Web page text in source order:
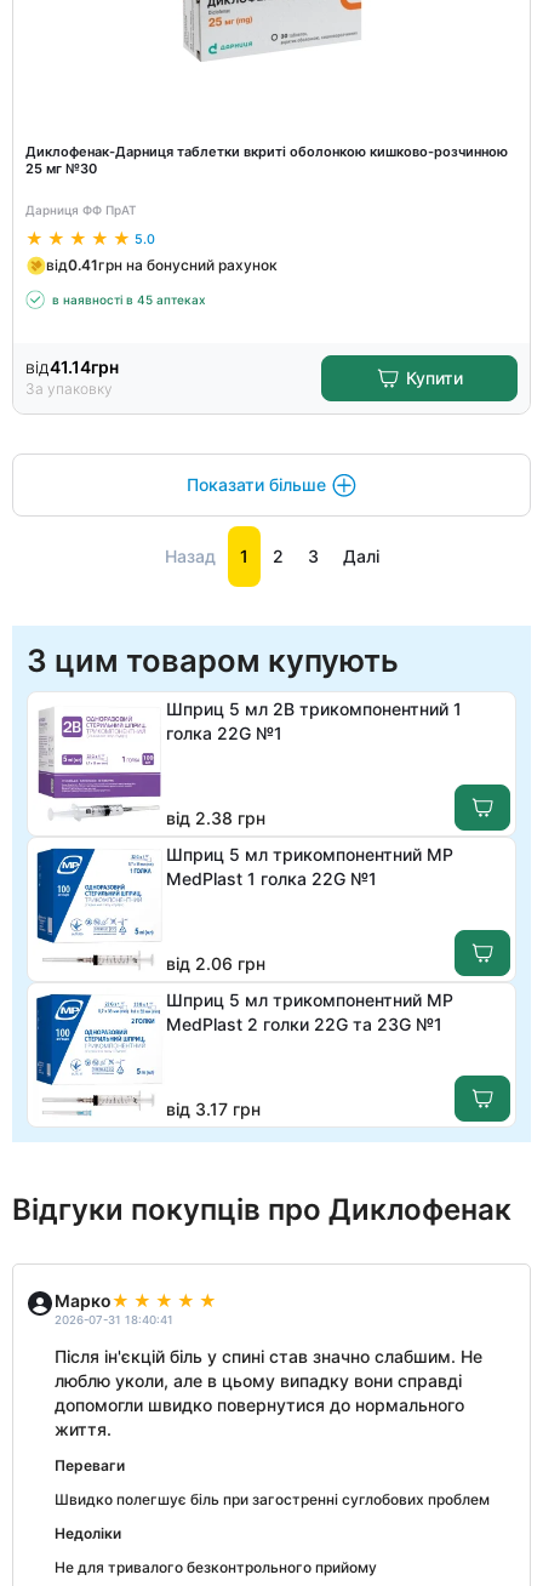
Диклофенак-Дарниця таблетки вкриті оболонкою кишково-розчинною
25 мг №30
Дарниця ФФ ПрАТ
5.0
від0.41грн на бонусний рахунок
в наявності в 45 аптеках
від41.14грн
За упаковку
Купити
Показати більше
Назад 1 2 3 Далі
З цим товаром купують
Шприц 5 мл 2B трикомпонентний 1
голка 22G №1
від 2.38 грн
Шприц 5 мл трикомпонентний МР
MedPlast 1 голка 22G №1
від 2.06 грн
Шприц 5 мл трикомпонентний MP
MedPlast 2 голки 22G та 23G №1
від 3.17 грн
Відгуки покупців про Диклофенак
Марко
2026-07-31 18:40:41
Після ін'єкцій біль у спині став значно слабшим. Не
люблю уколи, але в цьому випадку вони справді
допомогли швидко повернутися до нормального
життя.
Переваги
Швидко полегшує біль при загостренні суглобових проблем
Недоліки
Не для тривалого безконтрольного прийому